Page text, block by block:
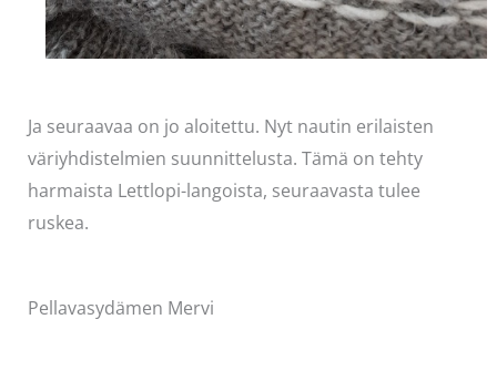
Ja seuraavaa on jo aloitettu. Nyt nautin erilaisten
väriyhdistelmien suunnittelusta. Tämä on tehty
harmaista Lettlopi-langoista, seuraavasta tulee
ruskea.
Pellavasydämen Mervi